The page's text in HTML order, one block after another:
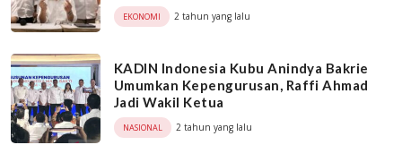
EKONOMI 2 tahun yang lalu
KADIN Indonesia Kubu Anindya Bakrie
Umumkan Kepengurusan, Raffi Ahmad
Jadi Wakil Ketua
NASIONAL 2 tahun yang lalu